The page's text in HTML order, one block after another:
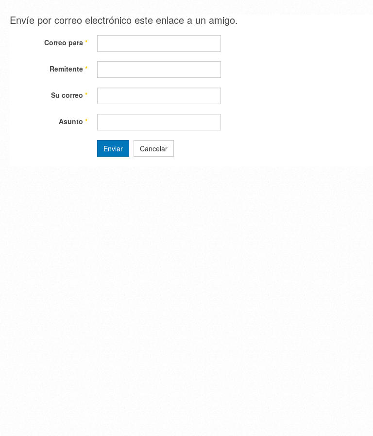
Envíe por correo electrónico este enlace a un amigo.
Correo para *
Remitente *
Su correo *
Asunto *
Enviar Cancelar